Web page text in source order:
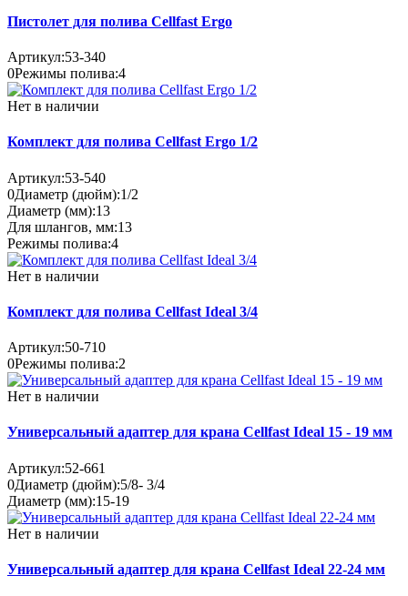
Пистолет для полива Cellfast Ergo
Артикул:53-340
0Режимы полива:4
Нет в наличии
Комплект для полива Cellfast Ergo 1/2
Артикул:53-540
0Диаметр (дюйм):1/2
Диаметр (мм):13
Для шлангов, мм:13
Режимы полива:4
Нет в наличии
Комплект для полива Cellfast Ideal 3/4
Артикул:50-710
0Режимы полива:2
Нет в наличии
Универсальный адаптер для крана Cellfast Ideal 15 - 19 мм
Артикул:52-661
0Диаметр (дюйм):5/8- 3/4
Диаметр (мм):15-19
Нет в наличии
Универсальный адаптер для крана Cellfast Ideal 22-24 мм